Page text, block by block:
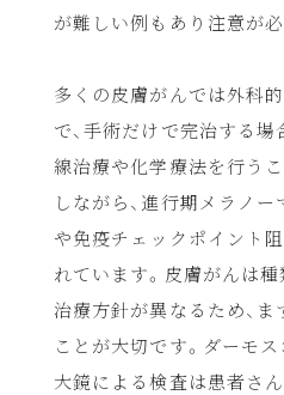
が難しい例もあり注意が必
多くの皮膚がんでは外科
で、手術だけで完治する
線治療や化学療法を行う
しながら、進行期メラノ
や免疫チェックポイント
れています。皮膚がんは種
治療方針が異なるため、
ことが大切です。ダーモ
大鏡による検査は患者さ